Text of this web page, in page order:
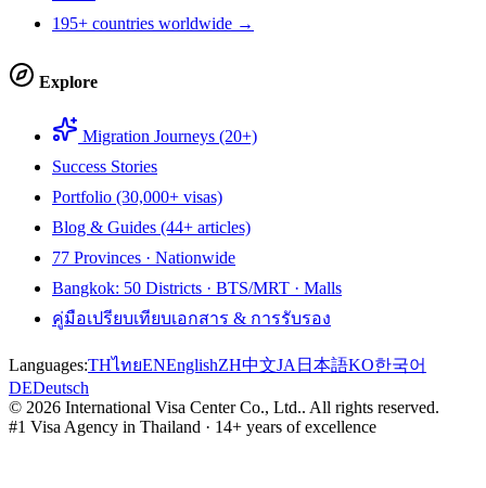
195+ countries worldwide →
Explore
Migration Journeys (20+)
Success Stories
Portfolio (30,000+ visas)
Blog & Guides (44+ articles)
77 Provinces · Nationwide
Bangkok: 50 Districts · BTS/MRT · Malls
คู่มือเปรียบเทียบเอกสาร & การรับรอง
Languages:THไทยENEnglishZH中文JA 日本語KO한국어
DEDeutsch
© 2026 International Visa Center Co., Ltd.. All rights reserved.
#1 Visa Agency in Thailand · 14+ years of excellence